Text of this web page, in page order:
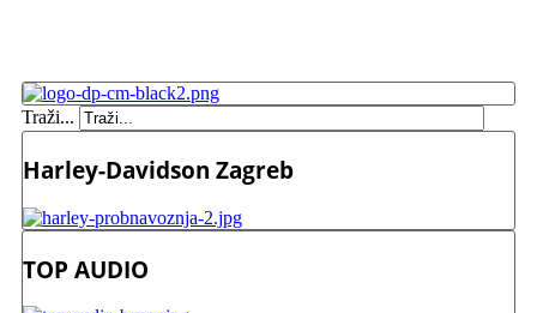
Traži...
Harley-Davidson Zagreb
TOP AUDIO